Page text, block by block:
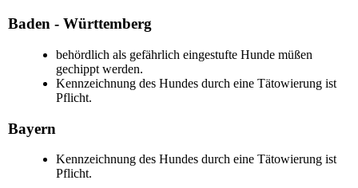
Baden - Württemberg
behördlich als gefährlich eingestufte Hunde müßen
gechippt werden.
Kennzeichnung des Hundes durch eine Tätowierung ist
Pflicht.
Bayern
Kennzeichnung des Hundes durch eine Tätowierung ist
Pflicht.